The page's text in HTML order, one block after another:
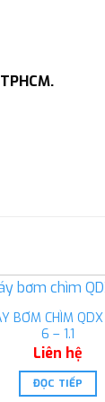
BƠM CHÌM
6 – 1.1
Liên hệ
ĐỌC TIẾP